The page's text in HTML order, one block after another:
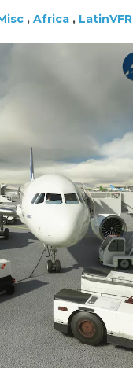
, Africa , LatinVFR